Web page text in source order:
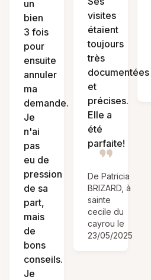
un
bien
3 fois
pour
ensuite
annuler
ma
demande.
Je
n'ai
pas
eu de
pression
de sa
part,
mais
de
bons
conseils.
Je
visites
étaient
toujours
très
documentées
et
précises.
Elle a
été
parfaite!
De Patricia
BRIZARD, à
sainte
cecile du
cayrou le
23/05/2025